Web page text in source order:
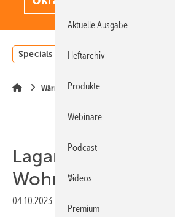
Specials Einstrahlungsatlas
Wärme
Lagarde:
Wohnquartier für
04.10.2023
Aktuelle Ausgabe
Heftarchiv
Produkte
Webinare
Podcast
Videos
Premium